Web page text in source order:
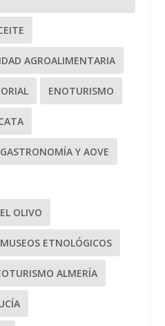
AGROALIMENTARIA
ENOTURISMO
GASTRONOMÍA Y AOVE
OLIVO
MUSEOS ETNOLÓGICOS
ALMERÍA